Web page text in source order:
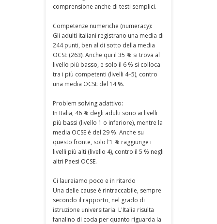
comprensione anche di testi semplici.
Competenze numeriche (numeracy):
Gli adulti italiani registrano una media di
244 punti, ben al di sotto della media
OCSE (263). Anche qui il 35 % si trova al
livello più basso, e solo il 6 % si colloca
tra i più competenti (livelli 4–5), contro
una media OCSE del 14 %.
Problem solving adattivo:
In Italia, 46 % degli adulti sono ai livelli
più bassi (livello 1 o inferiore), mentre la
media OCSE è del 29 %. Anche su
questo fronte, solo l’1 % raggiunge i
livelli più alti (livello 4), contro il 5 % negli
altri Paesi OCSE.
Ci laureiamo poco e in ritardo
Una delle cause è rintraccabile, sempre
secondo il rapporto, nel grado di
istruzione universitaria. L'Italia risulta
fanalino di coda per quanto riguarda la